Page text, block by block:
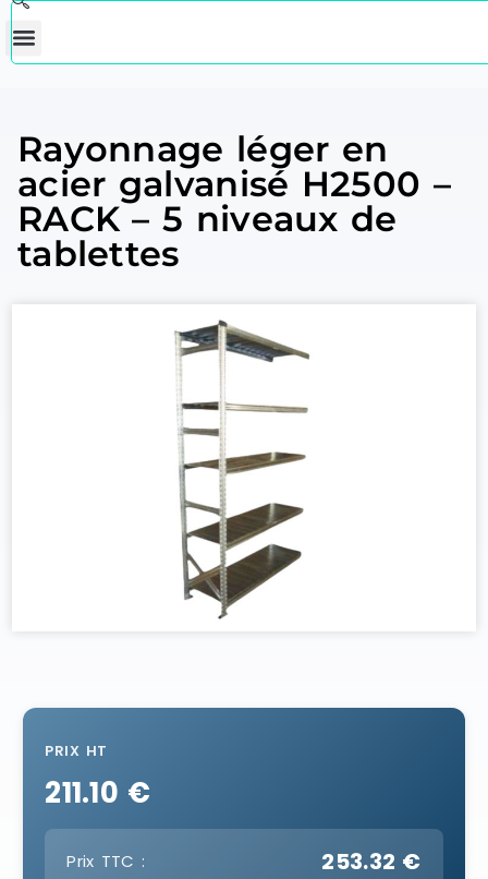
Rayonnage léger en
acier galvanisé H2500 –
RACK – 5 niveaux de
tablettes
PRIX HT
211.10 €
Prix TTC : 253.32 €